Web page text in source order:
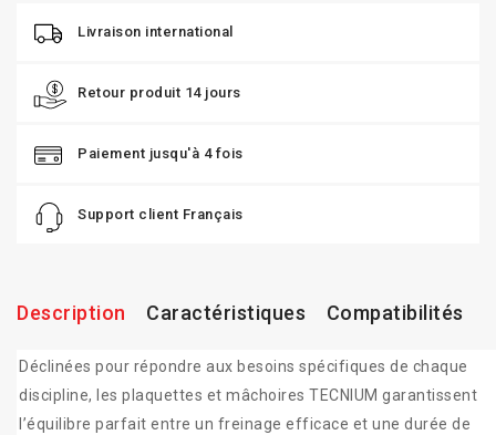
Livraison international
Retour produit 14 jours
Paiement jusqu'à 4 fois
Support client Français
Description Caractéristiques Compatibilités
Déclinées pour répondre aux besoins spécifiques de chaque
discipline, les plaquettes et mâchoires TECNIUM garantissent
l’équilibre parfait entre un freinage efficace et une durée de